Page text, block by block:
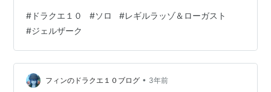
周回再開したいと思います… ◆目次◆ 聖守護者の羽根集
め＃４０ 遊び方 準備 レギロ職構成 ジェル職構成 レギル
ラッゾ＆ローガスト戦の結果 ジェルザーク戦の結果 おわ
りに ◆◆◆◆ 遊び方 ・育てている４キャラ分の素材集
めをします ・レギロ・ジェル〔強さ１〕を同じサ…
# ドラクエ１０ #ソロ #レギルラッゾ＆ローガスト
#ジェルザーク
フィンのドラクエ１０ブログ • 3年前